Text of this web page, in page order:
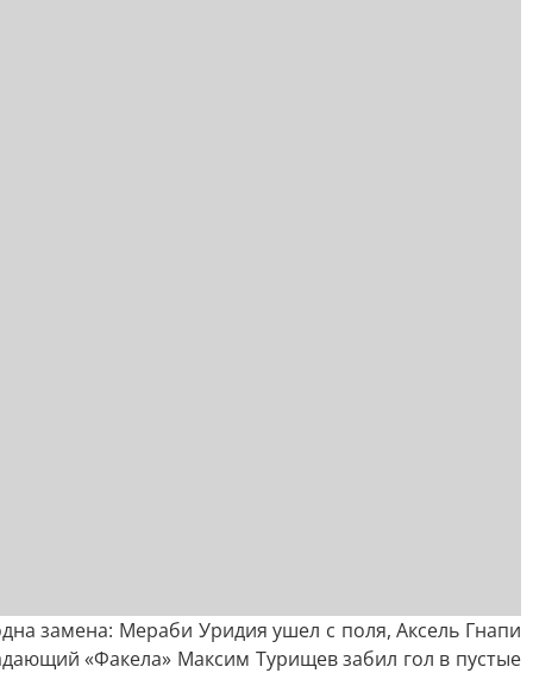
замена: Мераби Уридия ушел с поля, Аксель Гнапи
«Факела» Максим Турищев забил гол в пустые